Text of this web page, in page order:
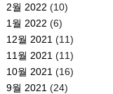
2월 2022 (10)
1월 2022 (6)
12월 2021 (11)
11월 2021 (11)
10월 2021 (16)
9월 2021 (24)